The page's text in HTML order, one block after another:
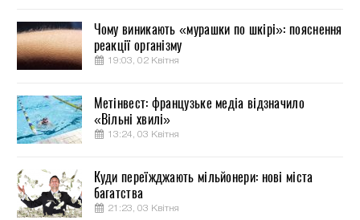
Чому виникають «мурашки по шкірі»: пояснення
реакції організму
19:03, 02 Квітня
Метінвест: французьке медіа відзначило
«Вільні хвилі»
13:24, 03 Квітня
Куди переїжджають мільйонери: нові міста
багатства
21:23, 03 Квітня